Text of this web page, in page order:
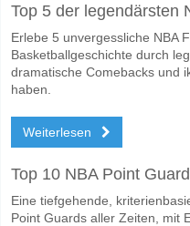
Top 5 der legendärsten
Erlebe 5 unvergessliche NBA
Basketballgeschichte durch
dramatische Comebacks und
haben.
Weiterlesen
Top 10 NBA Point
Eine tiefgehende,
Point Guards aller Zeiten, mit